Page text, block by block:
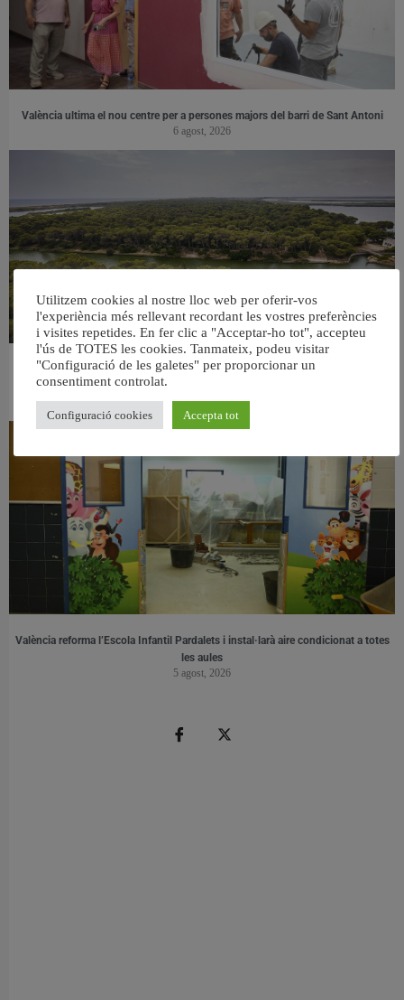
València ultima el nou centre per a persones majors del barri de Sant Antoni
6 agost, 2026
València retira prop de 15.000 litres de residus de la Devesa durant el mes de
6 agost, 2026
València reforma l’Escola Infantil Pardalets i instal·larà aire condicionat a totes
les aules
5 agost, 2026
Utilitzem cookies al nostre lloc web per oferir-vos
l'experiència més rellevant recordant les vostres preferències
i visites repetides. En fer clic a "Acceptar-ho tot", accepteu
l'ús de TOTES les cookies. Tanmateix, podeu visitar
"Configuració de les galetes" per proporcionar un
consentiment controlat.
Configuració cookies Accepta tot